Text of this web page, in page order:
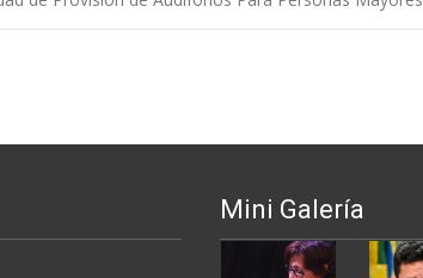
Mini Galería